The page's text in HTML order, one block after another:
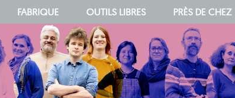
FABRIQUE OUTILS LIBRES PRÈS DE